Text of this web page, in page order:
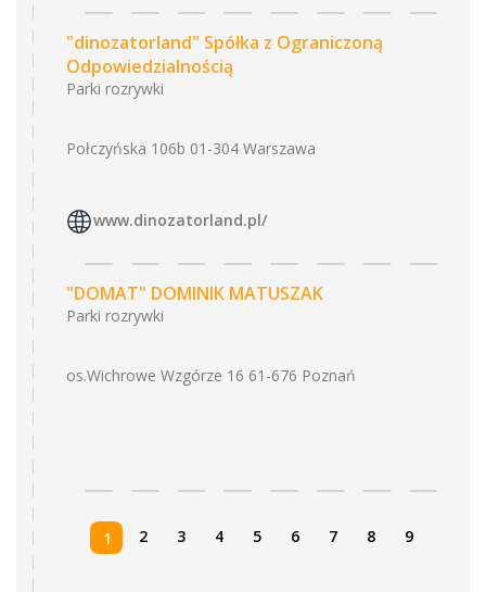
"dinozatorland" Spółka z Ograniczoną
Odpowiedzialnością
Parki rozrywki
Połczyńska 106b 01-304 Warszawa
www.dinozatorland.pl/
"DOMAT" DOMINIK MATUSZAK
Parki rozrywki
os.Wichrowe Wzgórze 16 61-676 Poznań
1 2 3 4 5 6 7 8 9